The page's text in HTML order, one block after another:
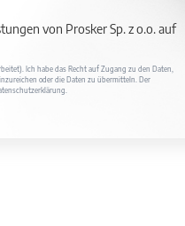
von Prosker Sp. z o.o. auf
Ich habe das Recht auf Zugang zu den Daten,
oder die Daten zu übermitteln. Der